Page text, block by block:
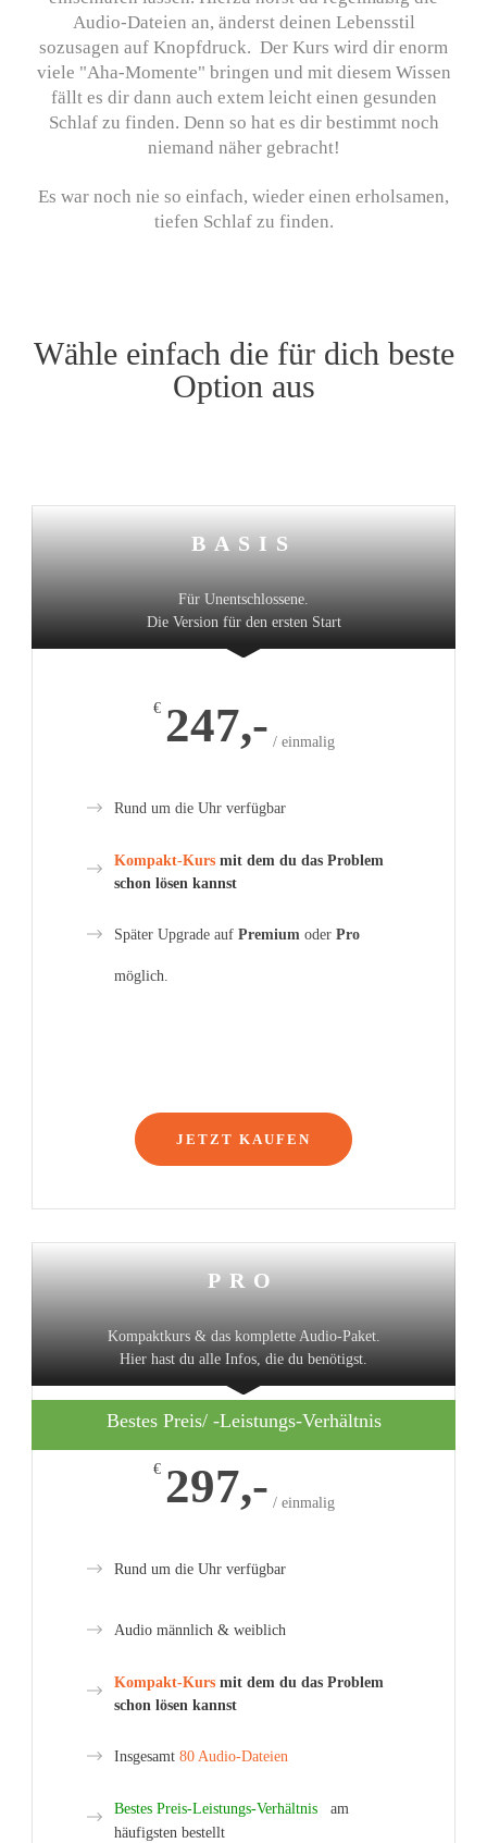
Audio-Dateien an, änderst deinen Lebensstil
sozusagen auf Knopfdruck. Der Kurs wird dir enorm
viele "Aha-Momente" bringen und mit diesem Wissen
fällt es dir dann auch extem leicht einen gesunden
Schlaf zu finden. Denn so hat es dir bestimmt noch
niemand näher gebracht!
Es war noch nie so einfach, wieder einen erholsamen,
tiefen Schlaf zu finden.
Wähle einfach die für dich beste
Option aus
BASIS
Für Unentschlossene.
Die Version für den ersten Start
€ 247,- / einmalig
Rund um die Uhr verfügbar
Kompakt-Kurs mit dem du das Problem
schon lösen kannst
Später Upgrade auf Premium oder Pro
möglich.
JETZT KAUFEN
PRO
Kompaktkurs & das komplette Audio-Paket.
Hier hast du alle Infos, die du benötigst.
Bestes Preis/ -Leistungs-Verhältnis
€ 297,- / einmalig
Rund um die Uhr verfügbar
Audio männlich & weiblich
Kompakt-Kurs mit dem du das Problem
schon lösen kannst
Insgesamt 80 Audio-Dateien
Bestes Preis-Leistungs-Verhältnis am
häufigsten bestellt